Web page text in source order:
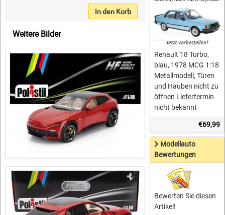
In den Korb
Weitere Bilder
Renault 18 Turbo,
blau, 1978 MCG 1:18
Metallmodell, Türen
und Hauben nicht zu
öffnen Liefertermin
nicht bekannt
€69,99
Modellauto
Bewertungen
Bewerten Sie diesen
Artikel!